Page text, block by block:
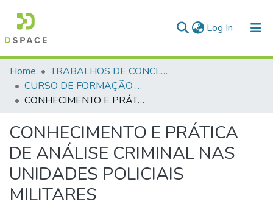
Log In (current)
Communities & Collections
All of DSpace
Home
TRABALHOS DE CONCLUSÃO DE CURSO - CFO (CURSO DE FORMAÇÃO DE OFICIAIS)
CURSO DE FORMAÇÃO DE OFICIAIS - 47ª TURMA CFO – ASPIRANTES - 2025
CONHECIMENTO E PRÁTICA DE ANÁLISE CRIMINAL NAS UNIDADES POLICIAIS MILITARES
CONHECIMENTO E PRÁTICA
DE ANÁLISE CRIMINAL NAS
UNIDADES POLICIAIS
MILITARES